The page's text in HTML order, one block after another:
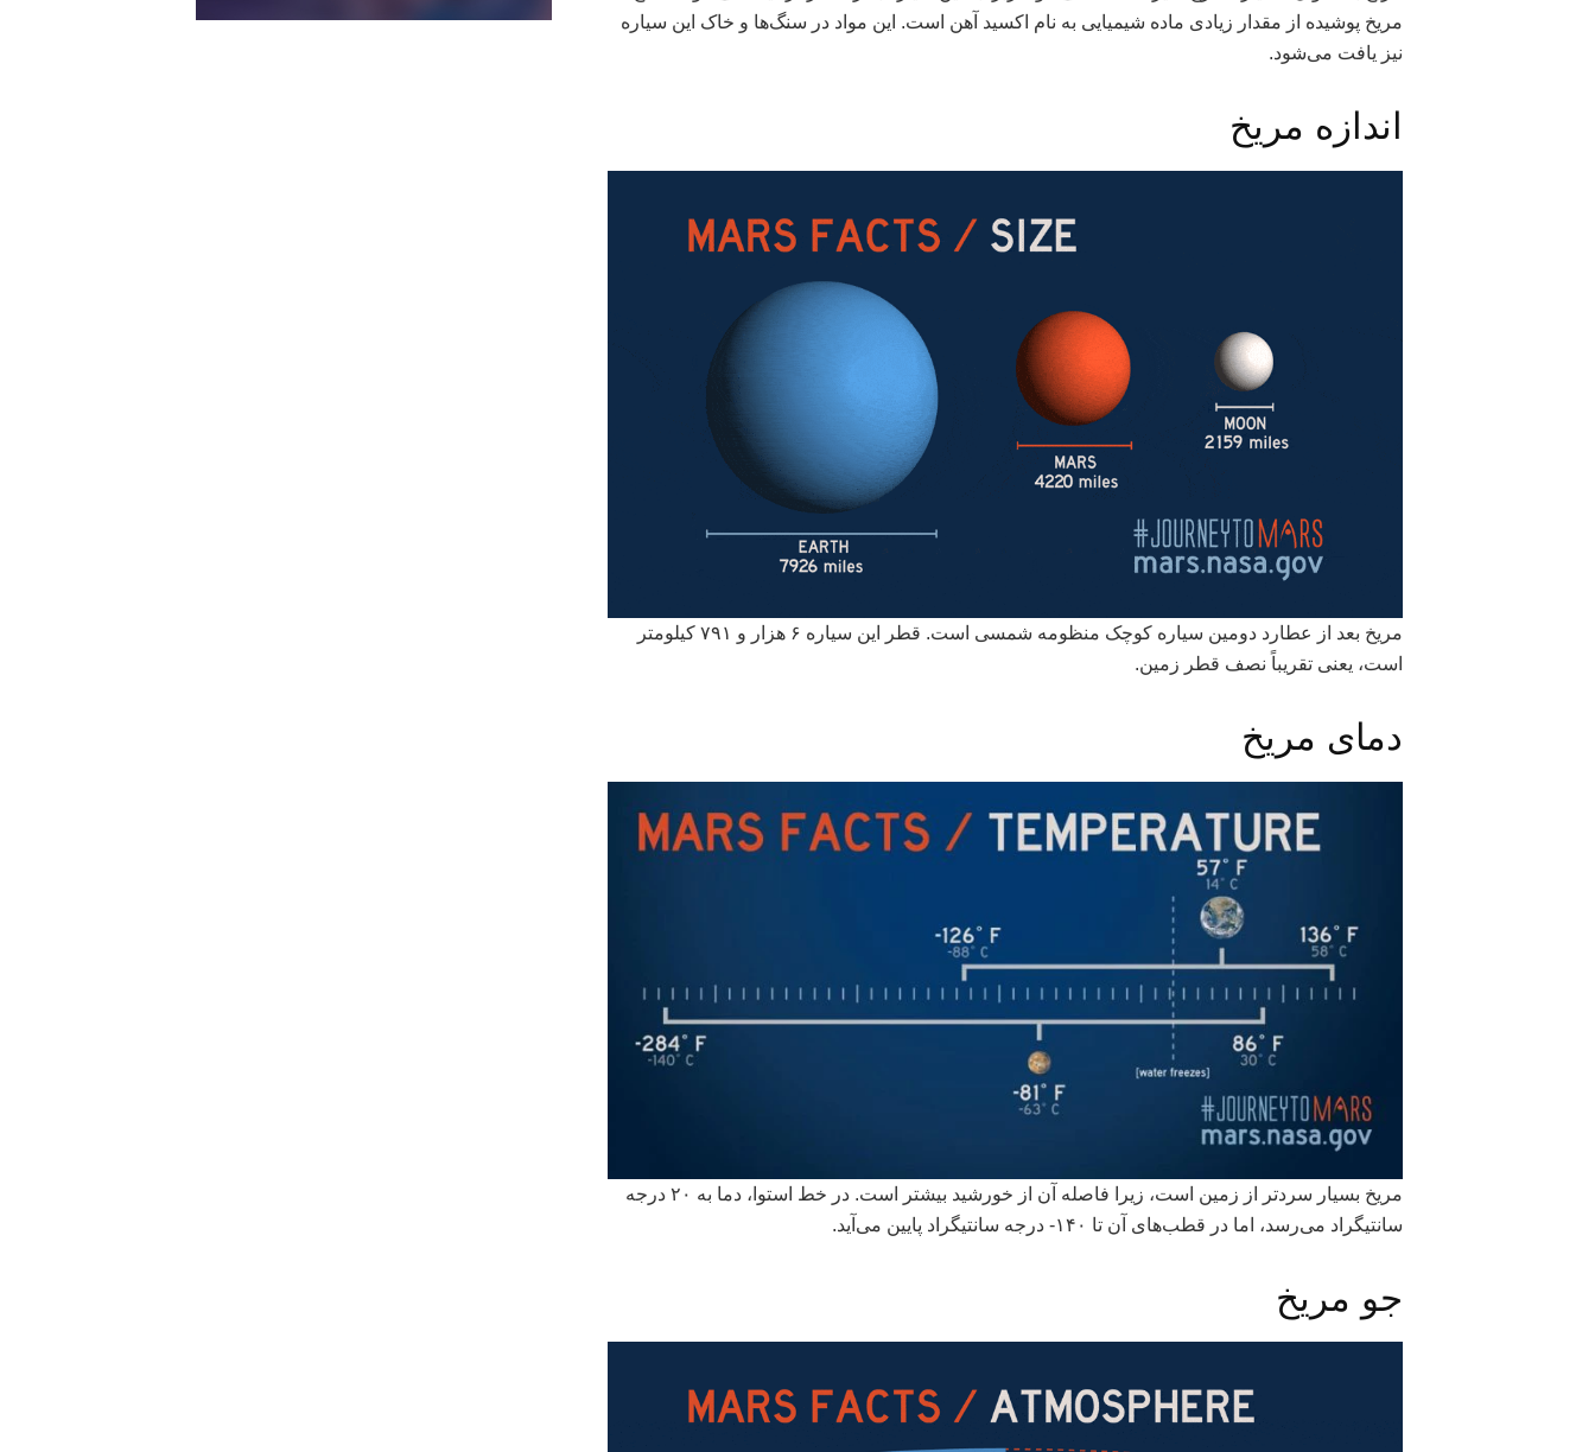
مریخ پوشیده از مقدار زیادی ماده شیمیایی به نام اکسید آهن است. این مواد در سنگ‌ها و خاک این سیاره
نیز یافت می‌شود.
اندازه مریخ
مریخ بعد از عطارد دومین سیاره کوچک منظومه شمسی است. قطر این سیاره ۶ هزار و ۷۹۱ کیلومتر
است، یعنی تقریباً نصف قطر زمین.
دمای مریخ
مریخ بسیار سردتر از زمین است، زیرا فاصله آن از خورشید بیشتر است. در خط استوا، دما به ۲۰ درجه
سانتیگراد می‌رسد، اما در قطب‌های آن تا ۱۴۰- درجه سانتیگراد پایین می‌آید.
جو مریخ